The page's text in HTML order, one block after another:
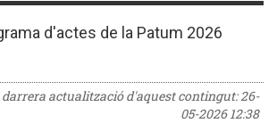
d'actes de la Patum 2026
darrera actualització d'aquest contingut:26-
05-2026 12:38